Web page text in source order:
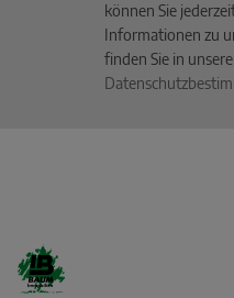
können Sie
Informationen zu
finden Sie in